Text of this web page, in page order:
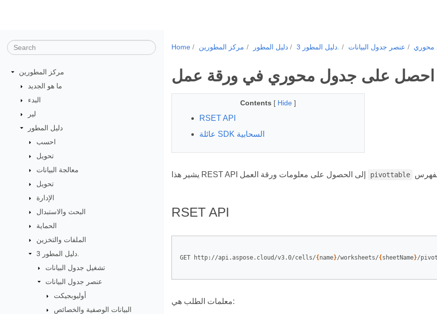
مركز المطورين
ما هو الجديد
البدء
لير
دليل المطور
احسب
تحويل
معالجة البيانات
تحويل
الإدارة
البحث والاستبدال
الحماية
الملفات والتخزين
تشغيل جدول البيانات
عنصر جدول البيانات
أوليوبجيكت
البيانات الوصفية والخصائص
Home مركز المطورين دليل المطور عنصر جدول البيانات محوري
Contents [ Hide ]
RSET API
عائلة SDK السحابية
pivottable
RSET API
GET http://api.aspose.cloud/v3.0/cells/{ name}/worksheets/{ sheetName}/
معلمات الطلب هي: